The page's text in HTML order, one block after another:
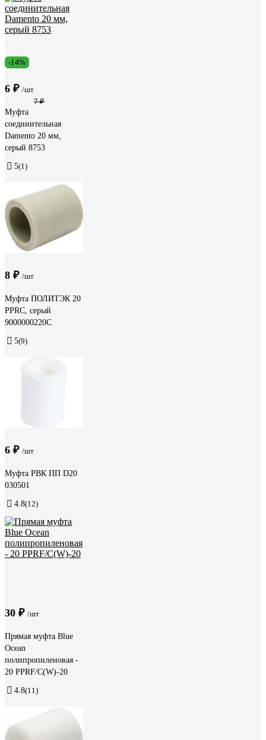
-14%
6 ₽ /шт
7 ₽
Муфта
соединительная
Damento 20 мм,
серый 8753
5(1)
8 ₽ /шт
Муфта ПОЛИТЭК 20
PPRC, серый
9000000220С
5(9)
6 ₽ /шт
Муфта РВК ПП D20
030501
4.8(12)
30 ₽ /шт
Прямая муфта Blue
Ocean
полипропиленовая -
20 PPRF/C(W)-20
4.8(11)